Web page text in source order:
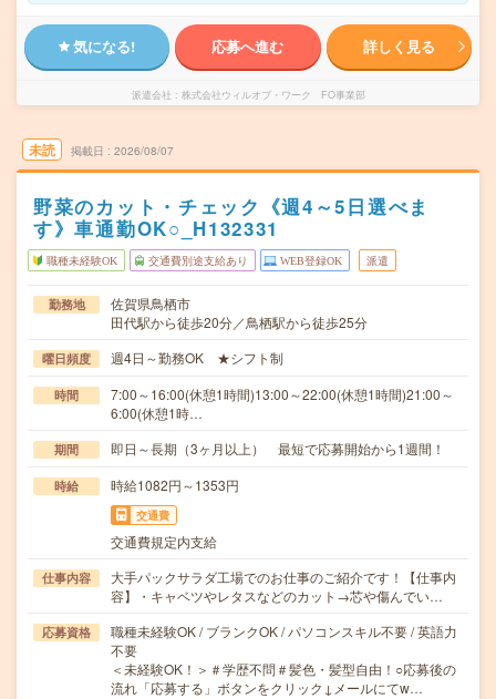
気になる! 応募へ進む 詳しく見る
派遣会社 株式会社ウィルオブ・ワーク FO事業部
未読 掲載日 2026/08/07
野菜のカット・チェック《週4～5日選べま
す》車通勤OK○_H132331
職種未経験OK 交通費別途支給あり WEB登録OK 派遣
勤務地
佐賀県鳥栖市
田代駅から徒歩20分／鳥栖駅から徒歩25分
曜日頻度 週4日～勤務OK ★シフト制
時間
7:00～16:00(休憩1時間)13:00～22:00(休憩1時間)21:00～
6:00(休憩1時…
期間 即日～長期（3ヶ月以上） 最短で応募開始から1週間！
時給 時給1082円～1353円
交通費
交通費規定内支給
仕事内容
大手パックサラダ工場でのお仕事のご紹介です！【仕事内
容】・キャベツやレタスなどのカット→芯や傷んでい…
応募資格
職種未経験OK / ブランクOK / パソコンスキル不要 / 英語力
不要
＜未経験OK！＞＃学歴不問＃髪色・髪型自由！○応募後の
流れ「応募する」ボタンをクリック↓メールにてw…